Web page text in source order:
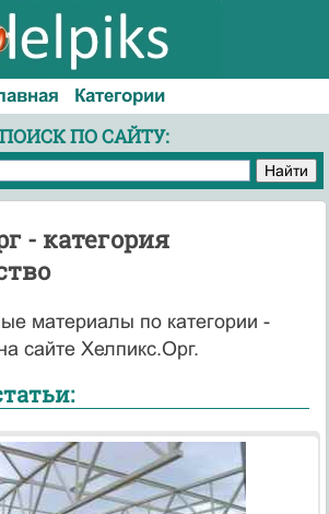
Категории
ПОИСК ПО САЙТУ:
- категория
материалы по категории -
сайте Хелпикс.Орг.